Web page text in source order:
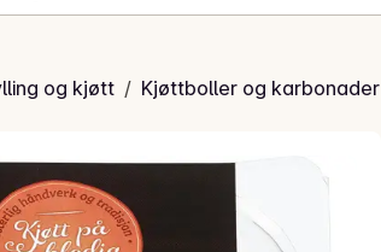
og kjøtt / Kjøttboller og karbonader